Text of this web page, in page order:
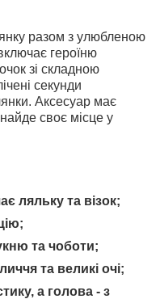
разом з улюбленою
героїню
зі складною
секунди
Аксесуар має
своє місце у
ляльку та візок;
та чоботи;
та великі очі;
а голова - з